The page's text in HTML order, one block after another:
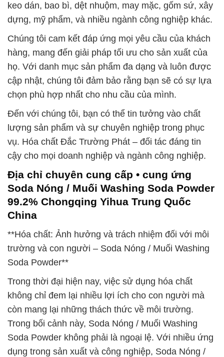
keo dán, bao bì, dệt nhuộm, may mặc, gốm sứ, xây
dựng, mỹ phẩm, và nhiều ngành công nghiệp khác.
Chúng tôi cam kết đáp ứng mọi yêu cầu của khách
hàng, mang đến giải pháp tối ưu cho sản xuất của
họ. Với danh mục sản phẩm đa dạng và luôn được
cập nhật, chúng tôi đảm bảo rằng bạn sẽ có sự lựa
chọn phù hợp nhất cho nhu cầu của mình.
Đến với chúng tôi, bạn có thể tin tưởng vào chất
lượng sản phẩm và sự chuyên nghiệp trong phục
vụ. Hóa chất Đắc Trường Phát – đối tác đáng tin
cậy cho mọi doanh nghiệp và ngành công nghiệp.
Địa chỉ chuyên cung cấp • cung ứng
Soda Nóng / Muối Washing Soda Powder
99.2% Chongqing Yihua Trung Quốc
China
**Hóa chất: Ảnh hưởng và trách nhiệm đối với môi
trường và con người – Soda Nóng / Muối Washing
Soda Powder**
Trong thời đại hiện nay, việc sử dụng hóa chất
không chỉ đem lại nhiều lợi ích cho con người mà
còn mang lại những thách thức về môi trường.
Trong bối cảnh này, Soda Nóng / Muối Washing
Soda Powder không phải là ngoại lệ. Với nhiều ứng
dụng trong sản xuất và công nghiệp, Soda Nóng /